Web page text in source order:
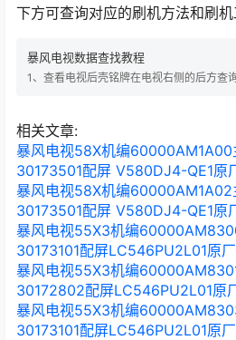
下方可查询对应的刷机方法和刷
暴风电视数据查找教程
1、查看电视后壳铭牌在电视右侧的后方查
进行刷机即可 刷机教程汇总：
相关文章:
暴风电视58X机编60000AM1A00
30173501配屏 V580DJ4-QE1原
暴风电视58X机编60000AM1A02
30173501配屏 V580DJ4-QE1原
暴风电视55X3机编
30173101配屏LC546PU2L01原
暴风电视55X3机编
30172802配屏LC546PU2L01原
暴风电视55X3机编
30173101配屏LC546PU2L01原